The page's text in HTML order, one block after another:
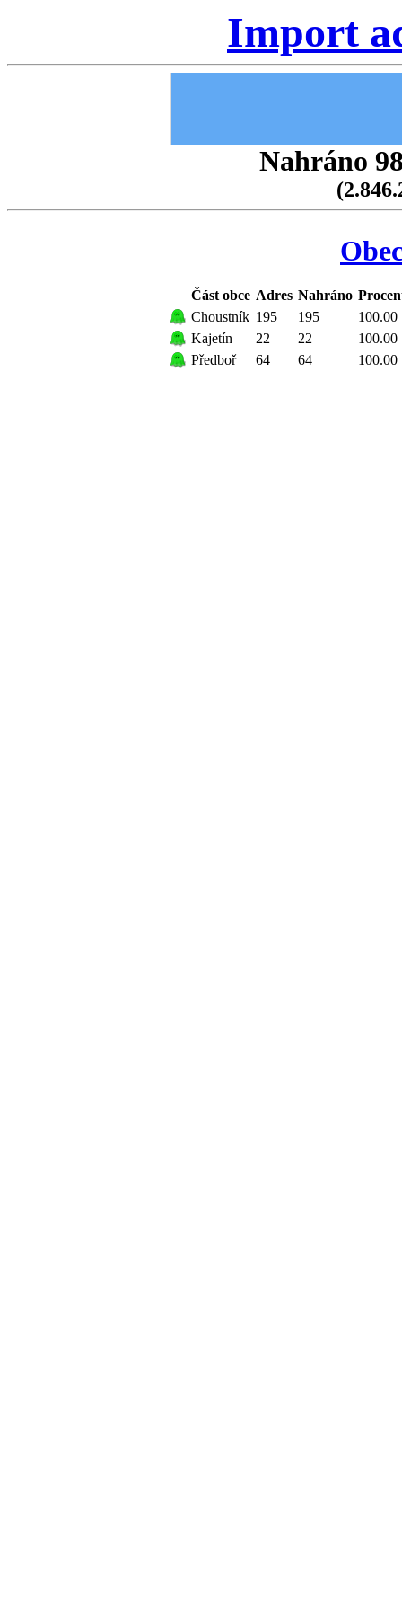
Import
Nahráno
Část obce Adres Nahráno
Choustník 195 195
100.00
Kajetín
22 22
100.00
Předboř
64 64 100.00